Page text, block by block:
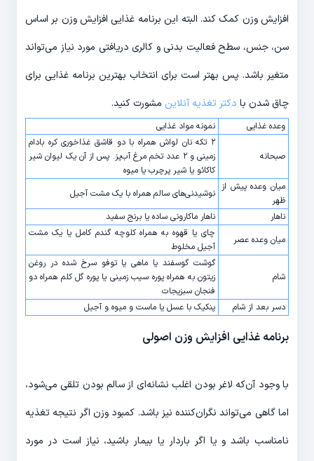
افزایش وزن کمک کند. البته این برنامه غذایی افزایش وزن بر اساس
سن، جنس، سطح فعالیت بدنی و کالری دریافتی مورد نیاز می‌تواند
متغیر باشد. پس بهتر است برای انتخاب بهترین برنامه غذایی برای
چاق شدن با دکتر تغذیه آنلاین مشورت کنید.
وعده غذایی نمونه مواد غذایی
صبحانه
۲ تکه نان لواش همراه با دو قاشق غذاخوری کره بادام
زمینی و ۲ عدد تخم مرغ آب‌پز. پس از آن یک لیوان شیر
کاکائو یا شیر پرچرب یا میوه
میان وعده پیش از
ظهر
نوشیدنی‌های سالم همراه با یک مشت آجیل
ناهار
ناهار ماکارونی ساده یا برنج سفید
میان وعده عصر
چای یا قهوه به همراه کلوچه گندم کامل یا یک مشت
آجیل مخلوط
شام
گوشت گوسفند یا ماهی یا توفو سرخ شده در روغن
زیتون به همراه پوره سیب زمینی یا پوره گل کلم همراه دو
فنجان سبزیجات
دسر بعد از شام
پنکیک با عسل یا ماست و میوه و آجیل
برنامه غذایی افزایش وزن اصولی
با وجود آن‌که لاغر بودن اغلب نشانه‌ای از سالم بودن تلقی می‌شود،
اما گاهی می‌تواند نگران‌کننده نیز باشد. کمبود وزن اگر نتیجه تغذیه
نامناسب باشد و یا اگر باردار یا بیمار باشید، نیاز است در مورد